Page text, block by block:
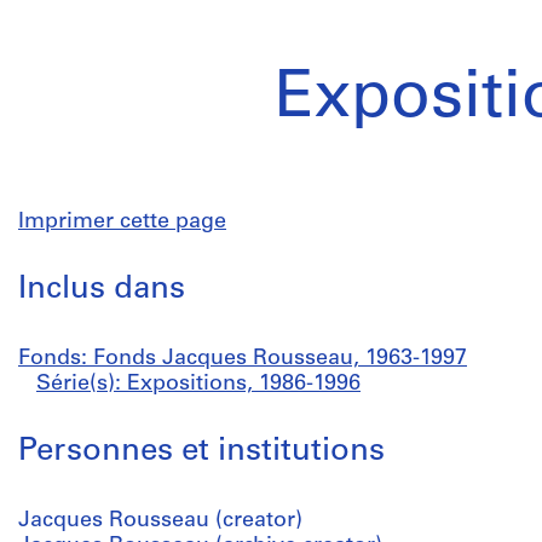
Imprimer cette page
Inclus dans
Fonds: Fonds Jacques Rousseau, 1963-1997
Série(s): Expositions, 1986-1996
Personnes et institutions
Jacques Rousseau (creator)